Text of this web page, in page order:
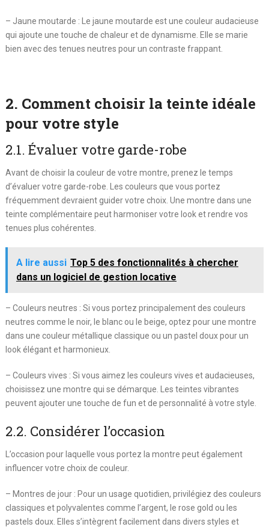
– Jaune moutarde : Le jaune moutarde est une couleur audacieuse
qui ajoute une touche de chaleur et de dynamisme. Elle se marie
bien avec des tenues neutres pour un contraste frappant.
2. Comment choisir la teinte idéale
pour votre style
2.1. Évaluer votre garde-robe
Avant de choisir la couleur de votre montre, prenez le temps
d’évaluer votre garde-robe. Les couleurs que vous portez
fréquemment devraient guider votre choix. Une montre dans une
teinte complémentaire peut harmoniser votre look et rendre vos
tenues plus cohérentes.
A lire aussi Top 5 des fonctionnalités à chercher
dans un logiciel de gestion locative
– Couleurs neutres : Si vous portez principalement des couleurs
neutres comme le noir, le blanc ou le beige, optez pour une montre
dans une couleur métallique classique ou un pastel doux pour un
look élégant et harmonieux.
– Couleurs vives : Si vous aimez les couleurs vives et audacieuses,
choisissez une montre qui se démarque. Les teintes vibrantes
peuvent ajouter une touche de fun et de personnalité à votre style.
2.2. Considérer l’occasion
L’occasion pour laquelle vous portez la montre peut également
influencer votre choix de couleur.
– Montres de jour : Pour un usage quotidien, privilégiez des couleurs
classiques et polyvalentes comme l’argent, le rose gold ou les
pastels doux. Elles s’intègrent facilement dans divers styles et